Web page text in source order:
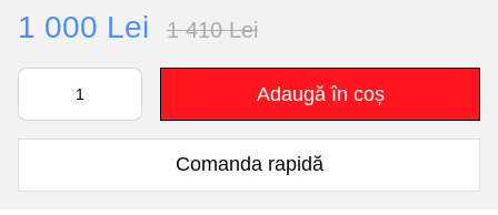
1 000 Lei 1 410 Lei
Adaugă în coș
Comanda rapidă